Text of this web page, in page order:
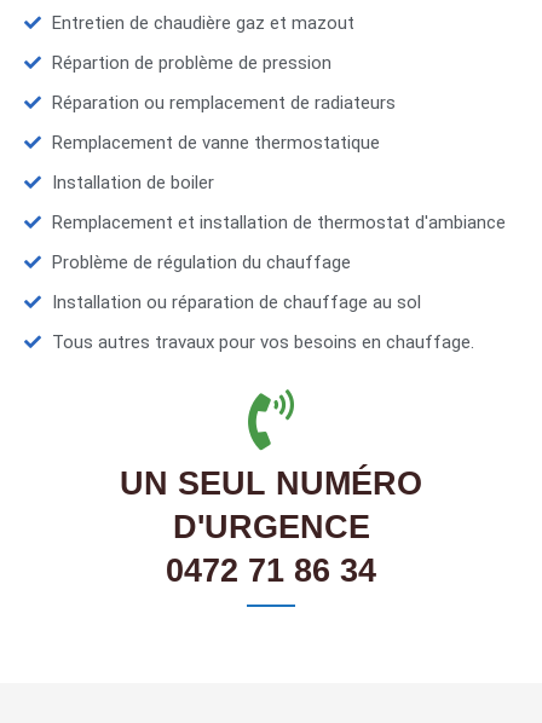
Entretien de chaudière gaz et mazout
Répartion de problème de pression
Réparation ou remplacement de radiateurs
Remplacement de vanne thermostatique
Installation de boiler
Remplacement et installation de thermostat d'ambiance
Problème de régulation du chauffage
Installation ou réparation de chauffage au sol
Tous autres travaux pour vos besoins en chauffage.
UN SEUL NUMÉRO
D'URGENCE
0472 71 86 34